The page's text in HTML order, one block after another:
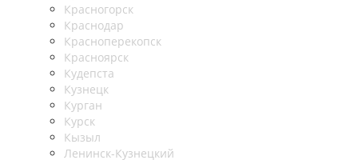
Красногорск
Краснодар
Красноперекопск
Красноярск
Кудепста
Кузнецк
Курган
Курск
Кызыл
Ленинск-Кузнецкий